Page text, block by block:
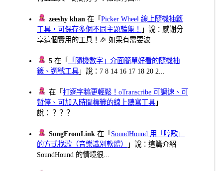
zeeshy khan 在「Picker Wheel 線上隨機抽籤
工具，可保存多個不同主題輪盤！
」說：感謝分
享這個實用的工具！🎉 如果有需要波...
5 在「
「隨機數字」介面簡單好看的隨機抽
籤、選號工具 」說：7 8 14 16 17 18 20 2...
在「打逐字稿更輕鬆！oTranscribe 可調速、可
暫停、可加入時間標籤的線上聽寫工具 」
說：？？？
SongFromLink 在「 SoundHound 用「哼歌」
的方式找歌（音樂識別軟體）
」說：這篇介紹
SoundHound 的情境很...